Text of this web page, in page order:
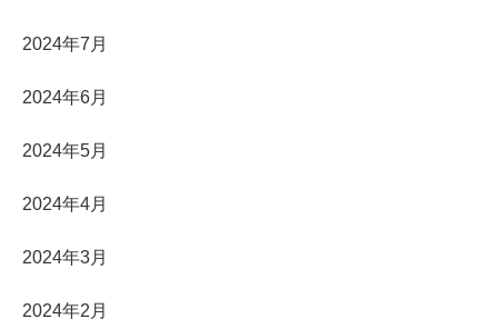
2024年7月
2024年6月
2024年5月
2024年4月
2024年3月
2024年2月